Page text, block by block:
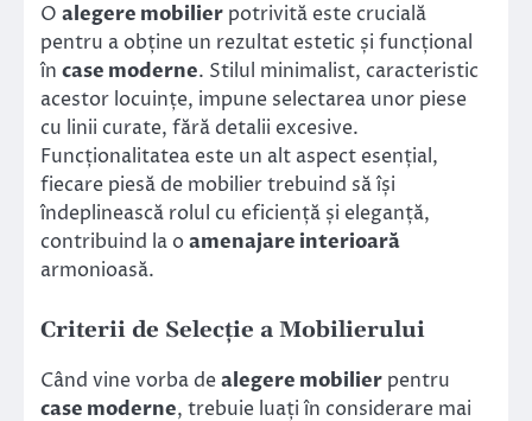
O alegere mobilier potrivită este crucială
pentru a obține un rezultat estetic și funcțional
în case moderne. Stilul minimalist, caracteristic
acestor locuințe, impune selectarea unor piese
cu linii curate, fără detalii excesive.
Funcționalitatea este un alt aspect esențial,
fiecare piesă de mobilier trebuind să își
îndeplinească rolul cu eficiență și eleganță,
contribuind la oamenajare interioară
armonioasă.
Criterii de Selecție a Mobilierului
Când vine vorba dealegere mobilier pentru
case moderne, trebuie luați în considerare mai